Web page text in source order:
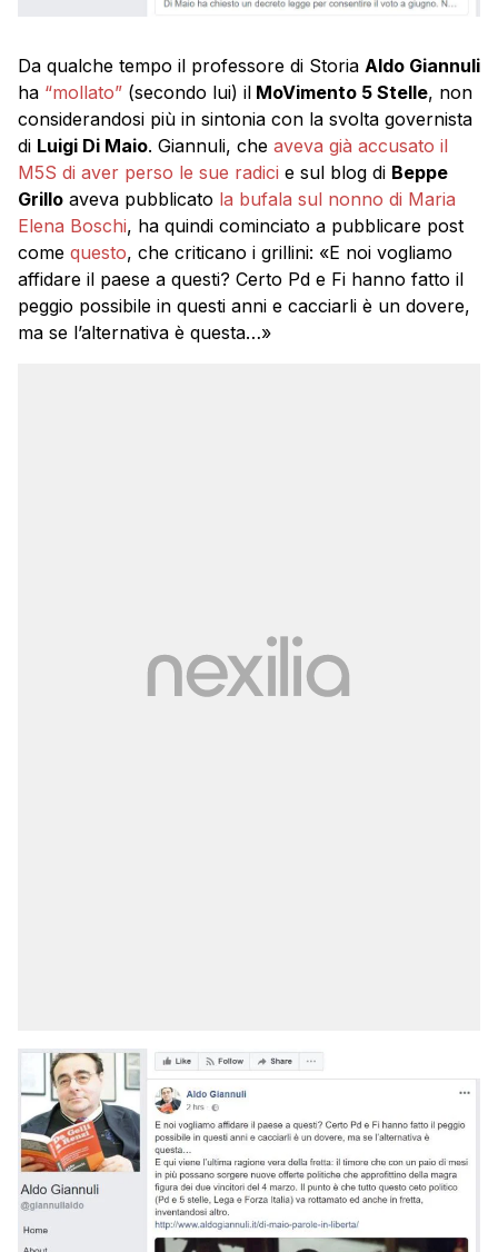
Da qualche tempo il professore di Storia Aldo Giannuli
ha “mollato” (secondo lui) il MoVimento 5 Stelle, non
considerandosi più in sintonia con la svolta governista
di Luigi Di Maio. Giannuli, che aveva già accusato il
M5S di aver perso le sue radici e sul blog di Beppe
Grillo aveva pubblicato la bufala sul nonno di Maria
Elena Boschi, ha quindi cominciato a pubblicare post
come questo, che criticano i grillini: «E noi vogliamo
affidare il paese a questi? Certo Pd e Fi hanno fatto il
peggio possibile in questi anni e cacciarli è un dovere,
ma se l’alternativa è questa…»